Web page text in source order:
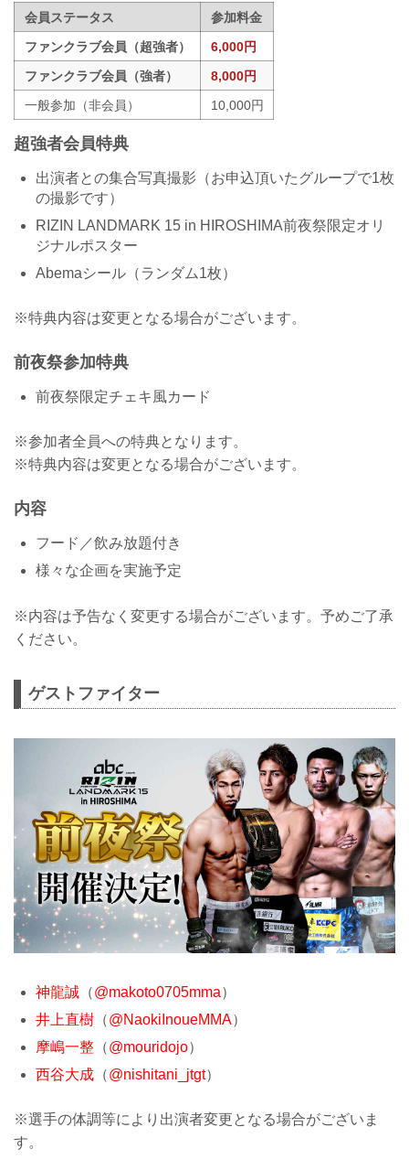
会員ステータス
参加料金
ファンクラブ会員（超強者）
6,000円
ファンクラブ会員（強者）
8,000円
一般参加（非会員）
10,000円
超強者会員特典
出演者との集合写真撮影（お申込頂いたグループで1枚
の撮影です）
RIZIN LANDMARK 15 in HIROSHIMA前夜祭限定オリ
ジナルポスター
Abemaシール（ランダム1枚）
※特典内容は変更となる場合がございます。
前夜祭参加特典
前夜祭限定チェキ風カード
※参加者全員への特典となります。
※特典内容は変更となる場合がございます。
内容
フード／飲み放題付き
様々な企画を実施予定
※内容は予告なく変更する場合がございます。予めご了承
ください。
ゲストファイター
神龍誠 （@makoto0705mma）
井上直樹 （@NaokiInoueMMA）
摩嶋一整 （@mouridojo）
西谷大成 （@nishitani_jtgt）
※選手の体調等により出演者変更となる場合がございま
す。